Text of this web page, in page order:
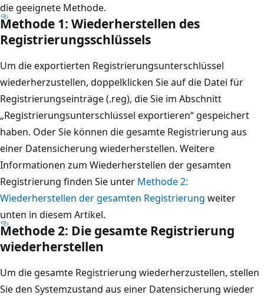
die geeignete Methode.
Methode 1: Wiederherstellen des
Registrierungsschlüssels
Um die exportierten Registrierungsunterschlüssel
wiederherzustellen, doppelklicken Sie auf die Datei für
Registrierungseinträge (.reg), die Sie im Abschnitt
„Registrierungsunterschlüssel exportieren“ gespeichert
haben. Oder Sie können die gesamte Registrierung aus
einer Datensicherung wiederherstellen. Weitere
Informationen zum Wiederherstellen der gesamten
Registrierung finden Sie unter Methode 2:
Wiederherstellen der gesamten Registrierung weiter
unten in diesem Artikel.
Methode 2: Die gesamte Registrierung
wiederherstellen
Um die gesamte Registrierung wiederherzustellen, stellen
Sie den Systemzustand aus einer Datensicherung wieder